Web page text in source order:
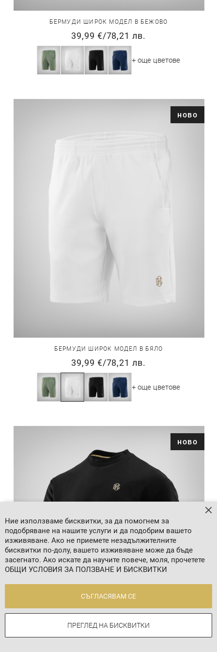
БЕРМУДИ ШИРОК МОДЕЛ В БЕЖОВО
39,99 €/78,21 лв.
+ още цветове
ново
БЕРМУДИ ШИРОК МОДЕЛ В БЯЛО
39,99 €/78,21 лв.
+ още цветове
ново
Ние използваме бисквитки, за да помогнем за
подобряване на нашите услуги и да подобрим вашето
изживяване. Ако не приемете незадължителните
бисквитки по-долу, вашето изживяване може да бъде
засегнато. Ако искате да научите повече, моля, прочетете
ОБЩИ УСЛОВИЯ ЗА ПОЛЗВАНЕ И БИСКВИТКИ
СЪГЛАСЯВАМ СЕ
ПРЕГЛЕД НА БИСКВИТКИ